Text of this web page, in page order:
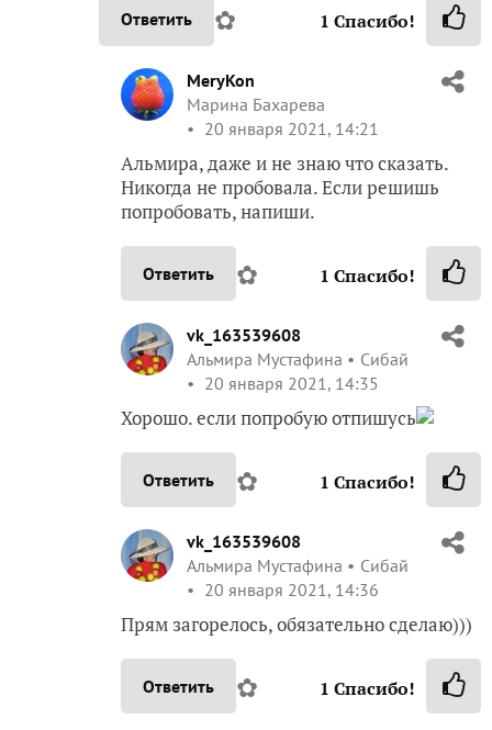
Ответить ✿ 1 Спасибо!
MeryKon
Марина Бахарева
20 января 2021, 14:21
Альмира, даже и не знаю что сказать.
Никогда не пробовала. Если решишь
попробовать, напиши.
Ответить ✿ 1 Спасибо!
vk_163539608
Альмира Мустафина
Сибай
20 января 2021, 14:35
Хорошо. если попробую отпишусь
Ответить ✿ 1 Спасибо!
vk_163539608
Альмира Мустафина
Сибай
20 января 2021, 14:36
Прям загорелось, обязательно сделаю)))
Ответить ✿ 1 Спасибо!